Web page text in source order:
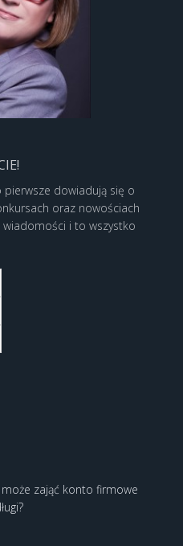
pierwsze dowiadują się o
oraz nowościach
i to wszystko
zająć konto firmowe